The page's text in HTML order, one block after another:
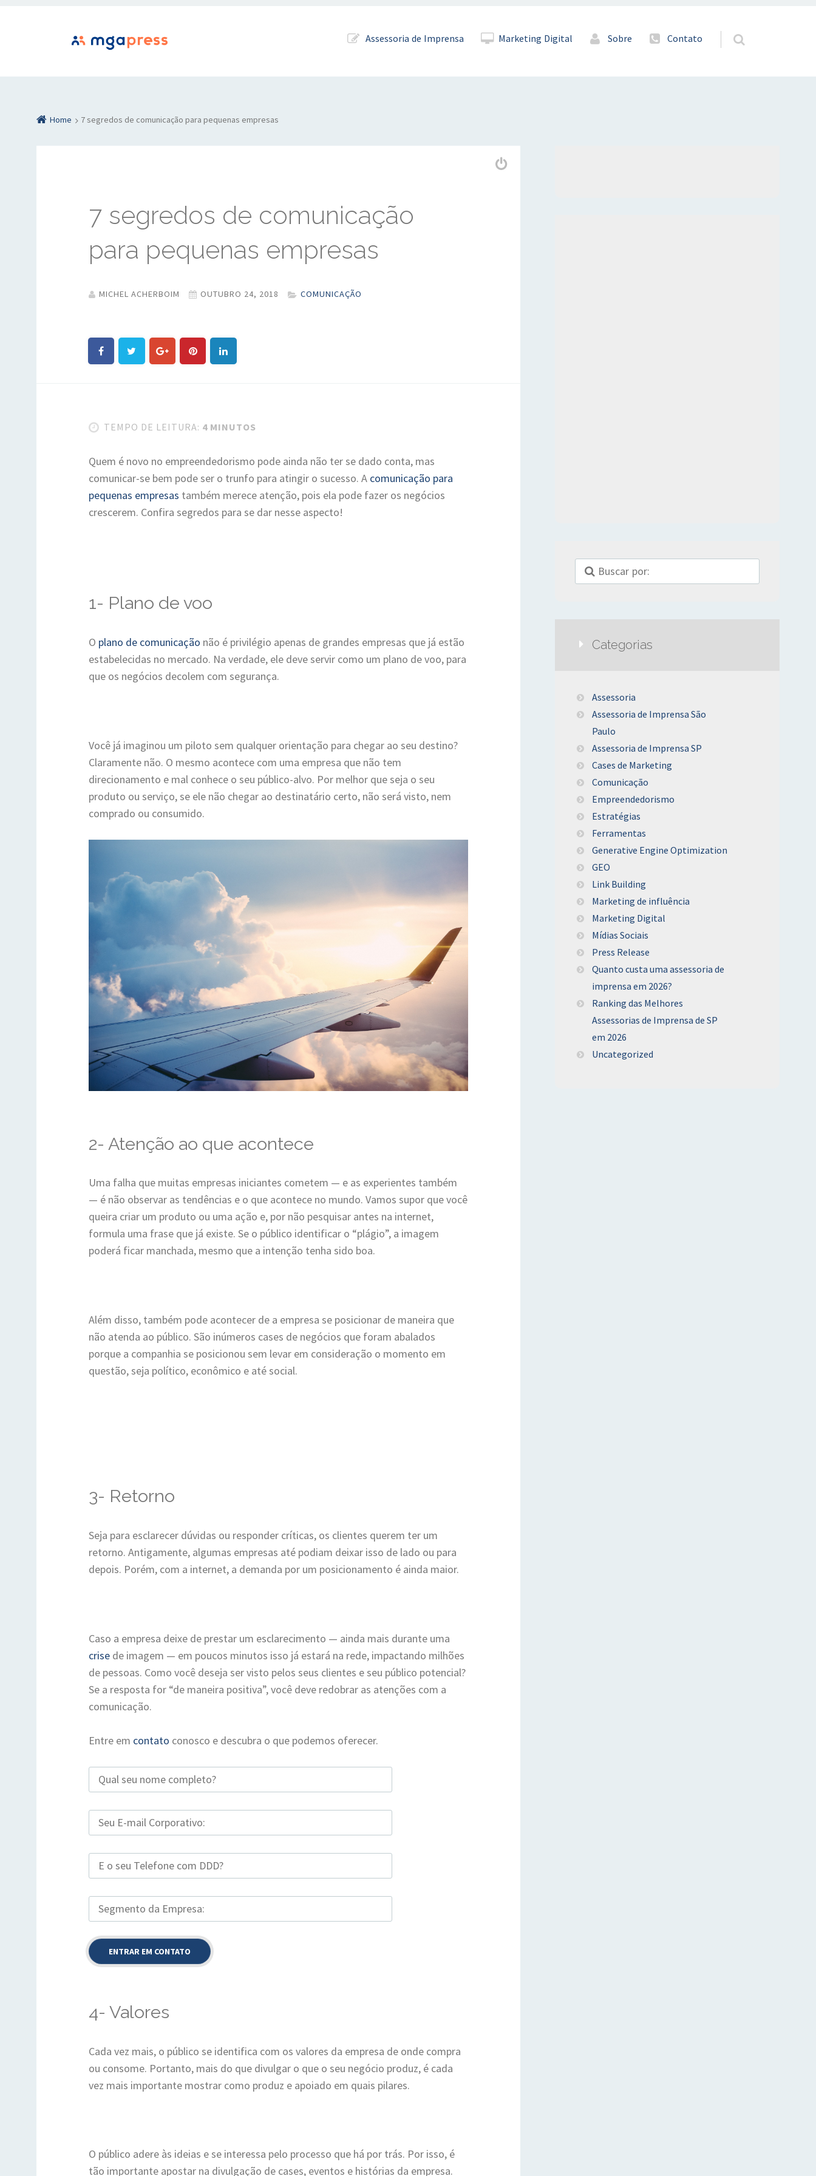
Pular para o conteúdo
Assessoria de Imprensa Marketing Digital Sobre Contato
Home 7 segredos de comunicação para pequenas empresas
7 segredos de comunicação
para pequenas empresas
MICHEL ACHERBOIM OUTUBRO 24, 2018 COMUNICAÇÃO
TEMPO DE LEITURA: 4 MINUTOS
Quem é novo no empreendedorismo pode ainda não ter se dado conta, mas
comunicar-se bem pode ser o trunfo para atingir o sucesso. A comunicação para
pequenas empresas também merece atenção, pois ela pode fazer os negócios
crescerem. Confira segredos para se dar nesse aspecto!
1- Plano de voo
O plano de comunicação não é privilégio apenas de grandes empresas que já estão
estabelecidas no mercado. Na verdade, ele deve servir como um plano de voo, para
que os negócios decolem com segurança.
Você já imaginou um piloto sem qualquer orientação para chegar ao seu destino?
Claramente não. O mesmo acontece com uma empresa que não tem
direcionamento e mal conhece o seu público-alvo. Por melhor que seja o seu
produto ou serviço, se ele não chegar ao destinatário certo, não será visto, nem
comprado ou consumido.
2- Atenção ao que acontece
Uma falha que muitas empresas iniciantes cometem — e as experientes também
— é não observar as tendências e o que acontece no mundo. Vamos supor que você
queira criar um produto ou uma ação e, por não pesquisar antes na internet,
formula uma frase que já existe. Se o público identificar o “plágio”, a imagem
poderá ficar manchada, mesmo que a intenção tenha sido boa.
Além disso, também pode acontecer de a empresa se posicionar de maneira que
não atenda ao público. São inúmeros cases de negócios que foram abalados
porque a companhia se posicionou sem levar em consideração o momento em
questão, seja político, econômico e até social.
3- Retorno
Seja para esclarecer dúvidas ou responder críticas, os clientes querem ter um
retorno. Antigamente, algumas empresas até podiam deixar isso de lado ou para
depois. Porém, com a internet, a demanda por um posicionamento é ainda maior.
Caso a empresa deixe de prestar um esclarecimento — ainda mais durante uma
crise de imagem — em poucos minutos isso já estará na rede, impactando milhões
de pessoas. Como você deseja ser visto pelos seus clientes e seu público potencial?
Se a resposta for “de maneira positiva”, você deve redobrar as atenções com a
comunicação.
Entre em contato conosco e descubra o que podemos oferecer.
4- Valores
Cada vez mais, o público se identifica com os valores da empresa de onde compra
ou consome. Portanto, mais do que divulgar o que o seu negócio produz, é cada
vez mais importante mostrar como produz e apoiado em quais pilares.
O público adere às ideias e se interessa pelo processo que há por trás. Por isso, é
tão importante apostar na divulgação de cases, eventos e histórias da empresa.
Categorias
Assessoria
Assessoria de Imprensa São
Paulo
Assessoria de Imprensa SP
Cases de Marketing
Comunicação
Empreendedorismo
Estratégias
Ferramentas
Generative Engine Optimization
GEO
Link Building
Marketing de influência
Marketing Digital
Mídias Sociais
Press Release
Quanto custa uma assessoria de
imprensa em 2026?
Ranking das Melhores
Assessorias de Imprensa de SP
em 2026
Uncategorized